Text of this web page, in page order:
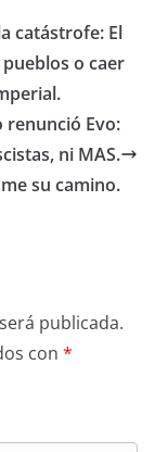
catástrofe: El
o caer
renunció Evo:
ni MAS.
su camino.
publicada.
con *